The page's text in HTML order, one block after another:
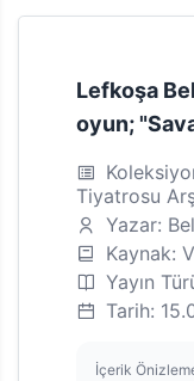
Lefkoşa
oyun;
Tiyatrosu
Yazar:
Kaynak:
Yayın
Tarih:
İçerik